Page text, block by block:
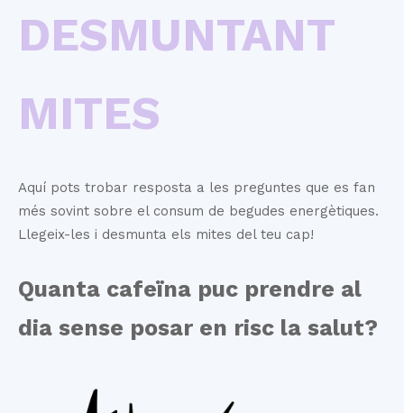
DESMUNTANT
MITES
Aquí pots trobar resposta a les preguntes que es fan
més sovint sobre el consum de begudes energètiques.
Llegeix-les i desmunta els mites del teu cap!
Quanta cafeïna puc prendre al
dia sense posar en risc la salut?